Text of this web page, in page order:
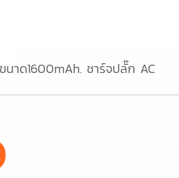
นาด1600mAh. ชาร์จปลั๊ก AC